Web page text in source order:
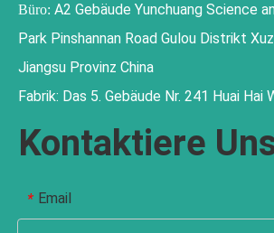
Büro: A2 Gebäude Yunchuang Science
Park Pinshannan Road Gulou Distrikt
Jiangsu Provinz China
Fabrik: Das 5. Gebäude Nr. 241 Huai Hai
Kontaktiere
* Email